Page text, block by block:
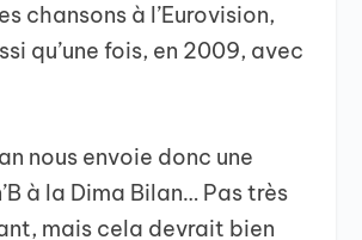
chansons à l’Eurovision,
qu’une fois, en 2009, avec
nous envoie donc une
à la Dima Bilan… Pas très
mais cela devrait bien